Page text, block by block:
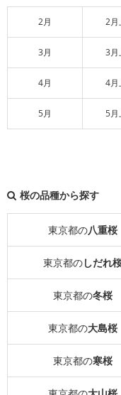
2月 2月
3月 3月
4月 4月
5月 5月
桜の品種から探す
東京都の八重桜
東京都のしだれ
東京都の冬桜
東京都の大島桜
東京都の寒桜